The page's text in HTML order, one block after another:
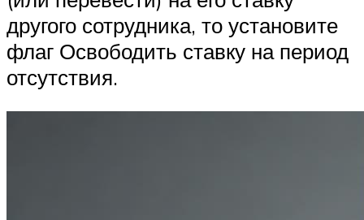
другого сотрудника, то установите
флаг Освободить ставку на период
отсутствия.